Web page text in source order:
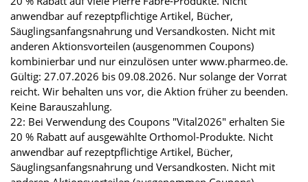
anwendbar auf rezeptpflichtige Artikel, Bücher,
Säuglingsanfangsnahrung und Versandkosten. Nicht mit
anderen Aktionsvorteilen (ausgenommen Coupons)
kombinierbar und nur einzulösen unter www.pharmeo.de.
Gültig: 27.07.2026 bis 09.08.2026. Nur solange der Vorrat
reicht. Wir behalten uns vor, die Aktion früher zu beenden.
Keine Barauszahlung.
22: Bei Verwendung des Coupons "Vital2026" erhalten Sie
20 % Rabatt auf ausgewählte Orthomol-Produkte. Nicht
anwendbar auf rezeptpflichtige Artikel, Bücher,
Säuglingsanfangsnahrung und Versandkosten. Nicht mit